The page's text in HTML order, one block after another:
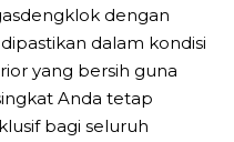
dengan
dalam kondisi
yang bersih guna
Anda tetap
bagi seluruh